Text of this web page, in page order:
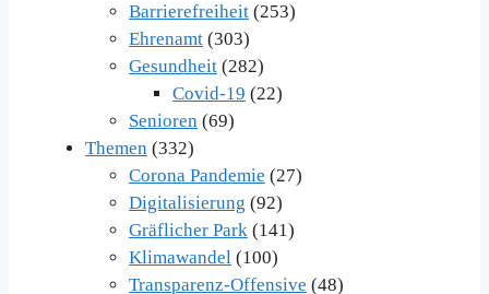
Barrierefreiheit (253)
Ehrenamt (303)
Gesundheit (282)
Covid-19 (22)
Senioren (69)
Themen (332)
Corona Pandemie (27)
Digitalisierung (92)
Gräflicher Park (141)
Klimawandel (100)
Transparenz-Offensive (48)